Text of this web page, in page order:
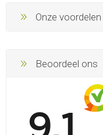
Onze voordelen
Beoordeel ons